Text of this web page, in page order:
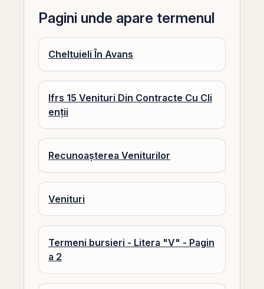
Pagini unde apare termenul
Cheltuieli În Avans
Ifrs 15 Venituri Din Contracte Cu Cli
enții
Recunoașterea Veniturilor
Venituri
Termeni bursieri - Litera "V" - Pagin
a 2